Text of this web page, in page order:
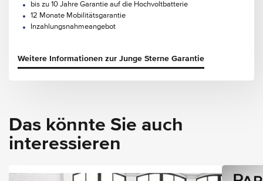
bis zu 10 Jahre Garantie auf die Hochvoltbatterie
12 Monate Mobilitätsgarantie
Inzahlungsnahmeangebot
Weitere Informationen zur Junge Sterne Garantie
Das könnte Sie auch
interessieren